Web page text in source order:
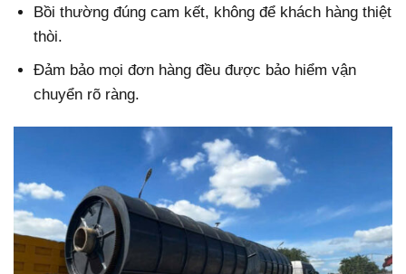
Bồi thường đúng cam kết, không để khách hàng thiệt
thòi.
Đảm bảo mọi đơn hàng đều được bảo hiểm vận
chuyển rõ ràng.